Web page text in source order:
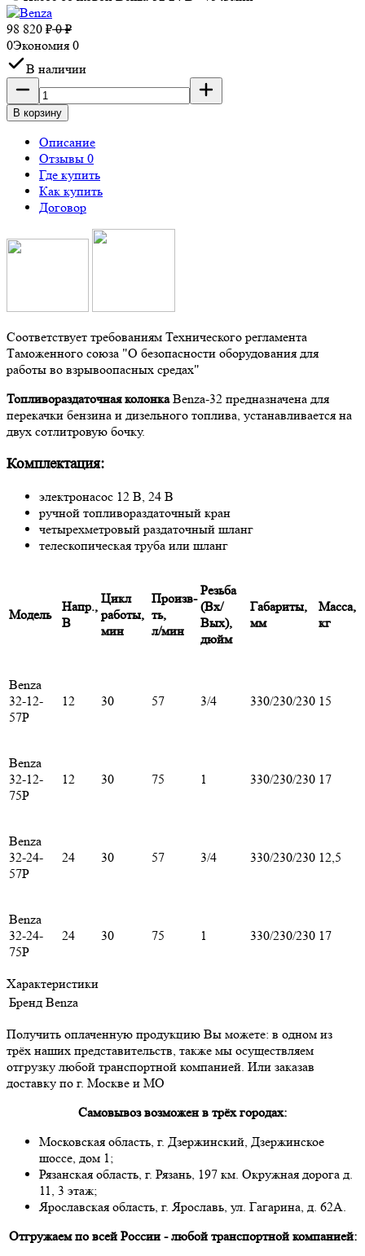
98 820 ₽0₽
0Экономия 0
В наличии
В корзину
Описание
Отзывы 0
Где купить
Как купить
Договор
Соответствует требованиям Технического регламента
Таможенного союза "О безопасности оборудования для
работы во взрывоопасных средах"
Топливораздаточная колонкаBenza-32 предназначена для
перекачки бензина и дизельного топлива, устанавливается на
двух сотлитровую бочку.
Комплектация:
электронасос 12 В, 24 В
ручной топливораздаточный кран
четырехметровый раздаточный шланг
телескопическая труба или шланг
Модель
Напр.,
В
Цикл
работы,
мин
Произв-
ть,
л/мин
Резьба
(Вх/
Вых),
дюйм
Габариты,
мм
Масса,
кг
Benza
32-12-
57Р
12 30 57 3/4 330/230/230 15
Benza
32-12-
75Р
12 30 75 1 330/230/230 17
Benza
32-24-
57Р
24 30 57 3/4 330/230/230 12,5
Benza
32-24-
75Р
24 30 75 1 330/230/230 17
Характеристики
Бренд Benza
Получить оплаченную продукцию Вы можете: в одном из
трёх наших представительств, также мы осуществляем
отгрузку любой транспортной компанией. Или заказав
доставку по г. Москве и МО
Самовывоз возможен в трёх городах:
Московская область, г. Дзержинский, Дзержинское
шоссе, дом 1;
Рязанская область, г. Рязань, 197 км. Окружная дорога д.
11, 3 этаж;
Ярославская область, г. Ярославь, ул. Гагарина, д. 62А.
Отгружаем по всей России - любой транспортной компанией: